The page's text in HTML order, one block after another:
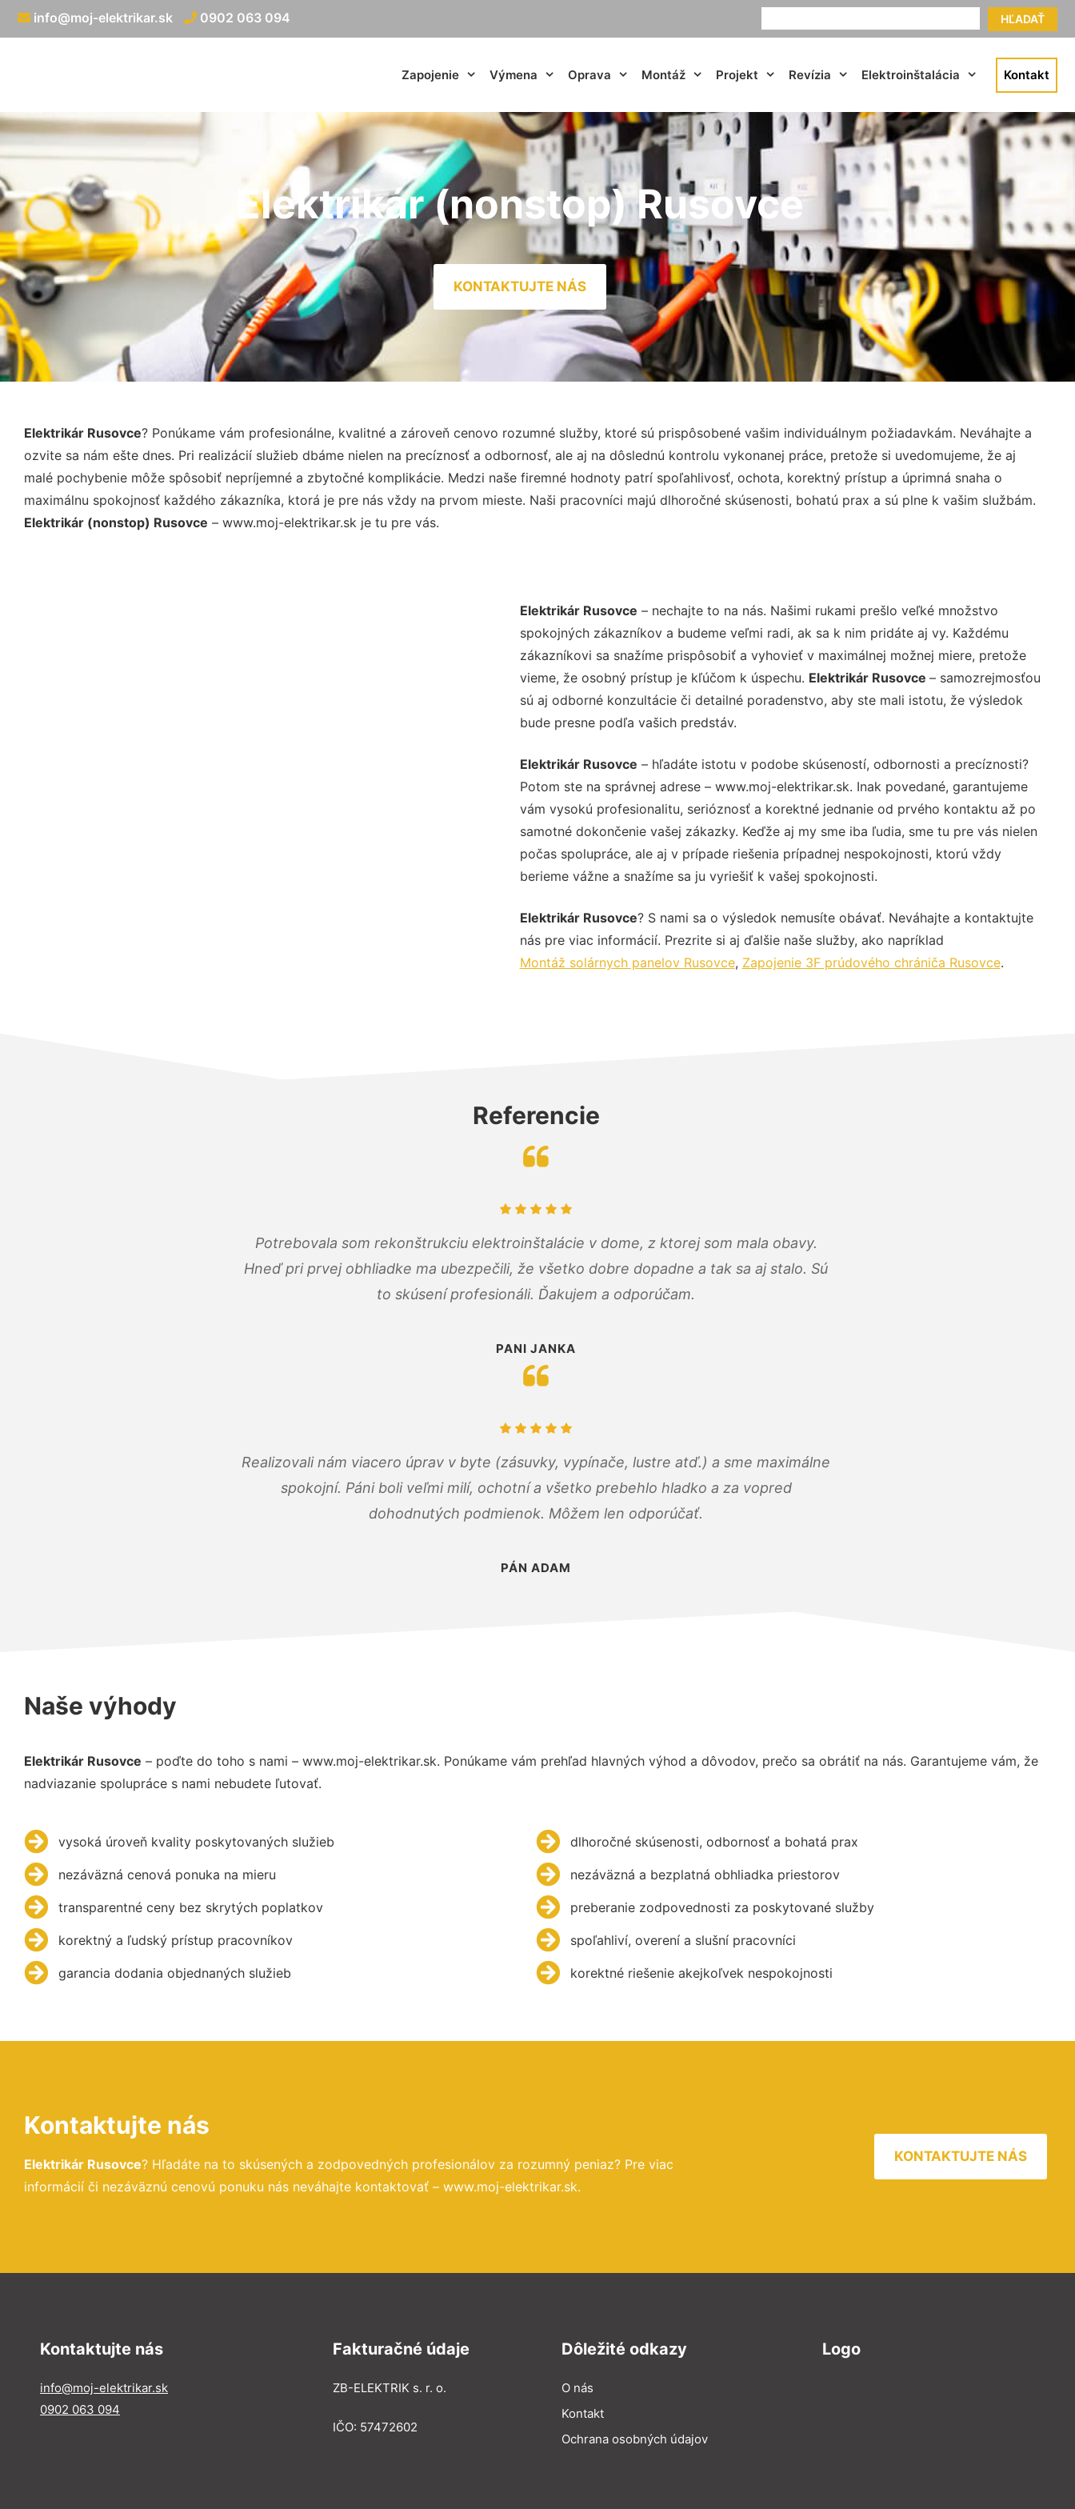
HĽADAŤ
info@moj-elektrikar.sk 0902 063 094
Zapojenie Výmena Oprava Montáž Projekt Revízia Elektroinštalácia Kontakt
Elektrikár (nonstop) Rusovce
KONTAKTUJTE NÁS
Elektrikár Rusovce? Ponúkame vám profesionálne, kvalitné a zároveň cenovo rozumné služby, ktoré sú prispôsobené vašim individuálnym požiadavkám. Neváhajte a
ozvite sa nám ešte dnes. Pri realizácií služieb dbáme nielen na precíznosť a odbornosť, ale aj na dôslednú kontrolu vykonanej práce, pretože si uvedomujeme, že aj
malé pochybenie môže spôsobiť nepríjemné a zbytočné komplikácie. Medzi naše firemné hodnoty patrí spoľahlivosť, ochota, korektný prístup a úprimná snaha o
maximálnu spokojnosť každého zákazníka, ktorá je pre nás vždy na prvom mieste. Naši pracovníci majú dlhoročné skúsenosti, bohatú prax a sú plne k vašim službám.
Elektrikár (nonstop) Rusovce – www.moj-elektrikar.sk je tu pre vás.
Elektrikár Rusovce – nechajte to na nás. Našimi rukami prešlo veľké množstvo
spokojných zákazníkov a budeme veľmi radi, ak sa k nim pridáte aj vy. Každému
zákazníkovi sa snažíme prispôsobiť a vyhovieť v maximálnej možnej miere, pretože
vieme, že osobný prístup je kľúčom k úspechu. Elektrikár Rusovce – samozrejmosťou
sú aj odborné konzultácie či detailné poradenstvo, aby ste mali istotu, že výsledok
bude presne podľa vašich predstáv.
Elektrikár Rusovce – hľadáte istotu v podobe skúseností, odbornosti a precíznosti?
Potom ste na správnej adrese – www.moj-elektrikar.sk. Inak povedané, garantujeme
vám vysokú profesionalitu, serióznosť a korektné jednanie od prvého kontaktu až po
samotné dokončenie vašej zákazky. Keďže aj my sme iba ľudia, sme tu pre vás nielen
počas spolupráce, ale aj v prípade riešenia prípadnej nespokojnosti, ktorú vždy
berieme vážne a snažíme sa ju vyriešiť k vašej spokojnosti.
Elektrikár Rusovce? S nami sa o výsledok nemusíte obávať. Neváhajte a kontaktujte
nás pre viac informácií. Prezrite si aj ďalšie naše služby, ako napríklad
Montáž solárnych panelov Rusovce, Zapojenie 3F prúdového chrániča Rusovce.
Referencie
Potrebovala som rekonštrukciu elektroinštalácie v dome, z ktorej som mala obavy.
Hneď pri prvej obhliadke ma ubezpečili, že všetko dobre dopadne a tak sa aj stalo. Sú
to skúsení profesionáli. Ďakujem a odporúčam.
PANI JANKA
Realizovali nám viacero úprav v byte (zásuvky, vypínače, lustre atď.) a sme maximálne
spokojní. Páni boli veľmi milí, ochotní a všetko prebehlo hladko a za vopred
dohodnutých podmienok. Môžem len odporúčať.
PÁN ADAM
Naše výhody
Elektrikár Rusovce – poďte do toho s nami – www.moj-elektrikar.sk. Ponúkame vám prehľad hlavných výhod a dôvodov, prečo sa obrátiť na nás. Garantujeme vám, že
nadviazanie spolupráce s nami nebudete ľutovať.
vysoká úroveň kvality poskytovaných služieb
nezáväzná cenová ponuka na mieru
transparentné ceny bez skrytých poplatkov
korektný a ľudský prístup pracovníkov
garancia dodania objednaných služieb
dlhoročné skúsenosti, odbornosť a bohatá prax
nezáväzná a bezplatná obhliadka priestorov
preberanie zodpovednosti za poskytované služby
spoľahliví, overení a slušní pracovníci
korektné riešenie akejkoľvek nespokojnosti
Kontaktujte nás
Elektrikár Rusovce? Hľadáte na to skúsených a zodpovedných profesionálov za rozumný peniaz? Pre viac
informácií či nezáväznú cenovú ponuku nás neváhajte kontaktovať – www.moj-elektrikar.sk.
KONTAKTUJTE NÁS
Kontaktujte nás
info@moj-elektrikar.sk
0902 063 094
Fakturačné údaje
ZB-ELEKTRIK s. r. o.
IČO: 57472602
Dôležité odkazy
O nás
Kontakt
Ochrana osobných údajov
Logo